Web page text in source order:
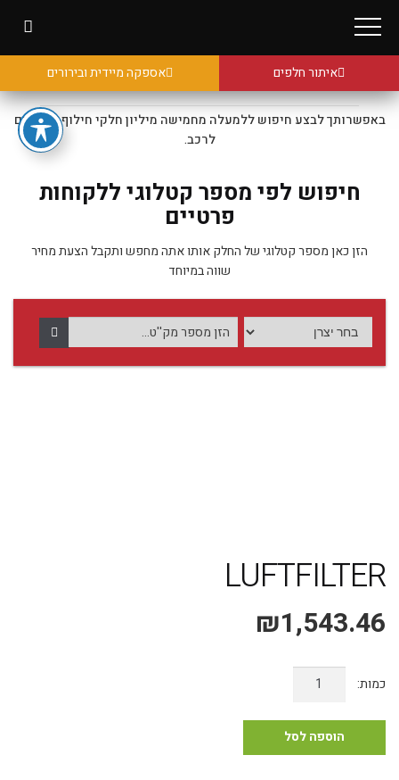
איתור חלפים אספקה מיידית ובירורים
באפשרותך לבצע חיפוש ללמעלה מחמישה מיליון חלקי חילוף מקוריים
לרכב.
חיפוש לפי מספר קטלוגי ללקוחות
פרטיים
הזן כאן מספר קטלוגי של החלק אותו אתה מחפש ותקבל הצעת מחיר
שווה במיוחד
LUFTFILTER
₪1,543.46
הוספה לסל